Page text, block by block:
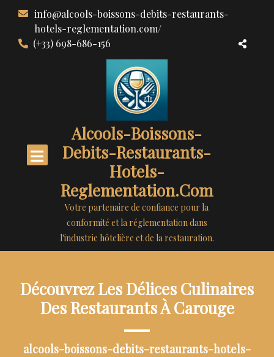
contenu
info@alcools-boissons-debits-restaurants-
hotels-reglementation.com/
(+33) 698-686-156
Alcools-Boissons-
Debits-Restaurants-
Hotels-
Reglementation.com
Votre partenaire de confiance pour la
conformité et la réglementation dans
l'industrie hôtelière et de la restauration.
Découvrez Les Délices Culinaires
Des Restaurants À Carouge
alcools-boissons-debits-restaurants-hotels-